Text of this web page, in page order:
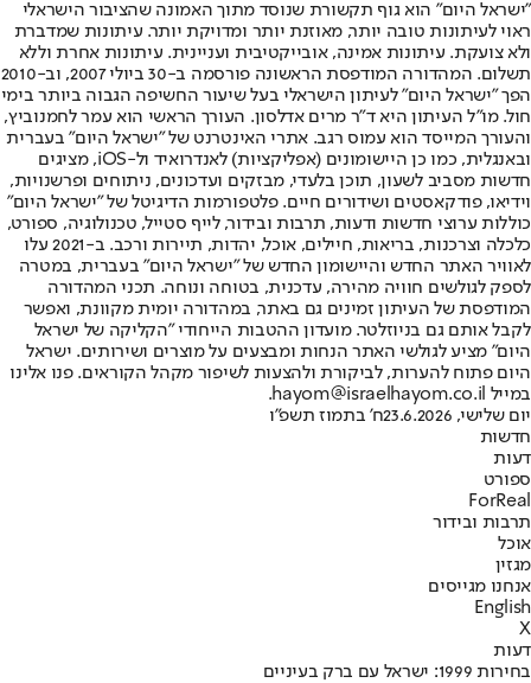
"ישראל היום" הוא גוף תקשורת שנוסד מתוך האמונה שהציבור הישראלי
ראוי לעיתונות טובה יותר, מאוזנת יותר ומדויקת יותר. עיתונות שמדברת
ולא צועקת. עיתונות אמינה, אובייקטיבית ועניינית. עיתונות אחרת וללא
תשלום. המהדורה המודפסת הראשונה פורסמה ב-30 ביולי 2007, וב-2010
הפך "ישראל היום" לעיתון הישראלי בעל שיעור החשיפה הגבוה ביותר בימי
חול. מו"ל העיתון היא ד"ר מרים אדלסון. העורך הראשי הוא עמר לחמנוביץ,
והעורך המייסד הוא עמוס רגב. אתרי האינטרנט של "ישראל היום" בעברית
ובאנגלית, כמו כן היישומונים (אפליקציות) לאנדרואיד ול-iOS, מציגים
חדשות מסביב לשעון, תוכן בלעדי, מבזקים ועדכונים, ניתוחים ופרשנויות,
וידיאו, פודקאסטים ושידורים חיים. פלטפורמות הדיגיטל של "ישראל היום"
כוללות ערוצי חדשות ודעות, תרבות ובידור, לייף סטייל, טכנולוגיה, ספורט,
כלכלה וצרכנות, בריאות, חיילים, אוכל, יהדות, תיירות ורכב. ב-2021 עלו
לאוויר האתר החדש והיישומון החדש של "ישראל היום" בעברית, במטרה
לספק לגולשים חוויה מהירה, עדכנית, בטוחה ונוחה. תכני המהדורה
המודפסת של העיתון זמינים גם באתר, במהדורה יומית מקוונת, ואפשר
לקבל אותם גם בניוזלטר. מועדון ההטבות הייחודי "הקליקה של ישראל
היום" מציע לגולשי האתר הנחות ומבצעים על מוצרים ושירותים. ישראל
היום פתוח להערות, לביקורת ולהצעות לשיפור מקהל הקוראים. פנו אלינו
במייל hayom@israelhayom.co.il.
יום שלישי, 23.6.2026
ח' בתמוז תשפ"ו
חדשות
דעות
ספורט
ForReal
תרבות ובידור
אוכל
מגזין
אנחנו מגייסים
English
X
דעות
בחירות 1999: ישראל עם ברק בעיניים